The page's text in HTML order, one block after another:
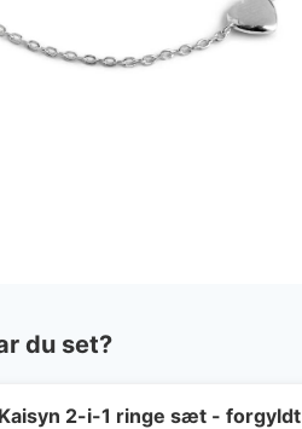
du set?
Kaisyn 2-i-1 ringe sæt - forgyldt